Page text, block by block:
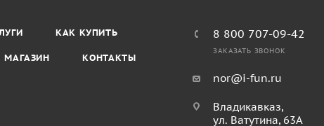
КАК КУПИТЬ
МАГАЗИН КОНТАКТЫ
8 800 707-09-42
ЗАКАЗАТЬ ЗВОНОК
nor@i-fun.ru
Владикавказ,
ул. Ватутина, 63А